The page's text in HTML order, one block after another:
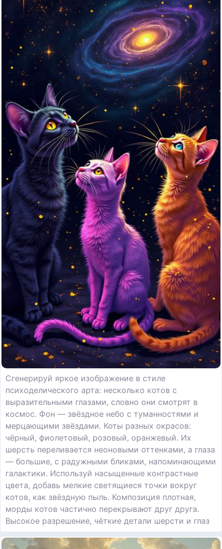
Сгенерируй яркое изображение в стиле
психоделического арта: несколько котов с
выразительными глазами, словно они смотрят в
космос. Фон — звёздное небо с туманностями и
мерцающими звёздами. Коты разных окрасов:
чёрный, фиолетовый, розовый, оранжевый. Их
шерсть переливается неоновыми оттенками, а глаза
— большие, с радужными бликами, напоминающими
галактики. Используй насыщенные контрастные
цвета, добавь мелкие светящиеся точки вокруг
котов, как звёздную пыль. Композиция плотная,
морды котов частично перекрывают друг друга.
Высокое разрешение, чёткие детали шерсти и глаз